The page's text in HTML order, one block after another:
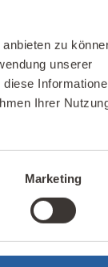
zu
unserer
Ihrer
Marketing
Standort und